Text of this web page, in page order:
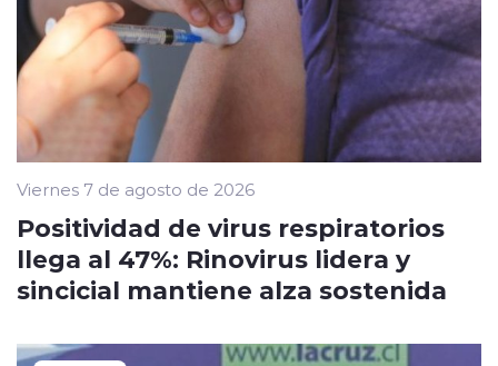
Viernes 7 de agosto de 2026
Positividad de virus respiratorios
llega al 47%: Rinovirus lidera y
sincicial mantiene alza sostenida